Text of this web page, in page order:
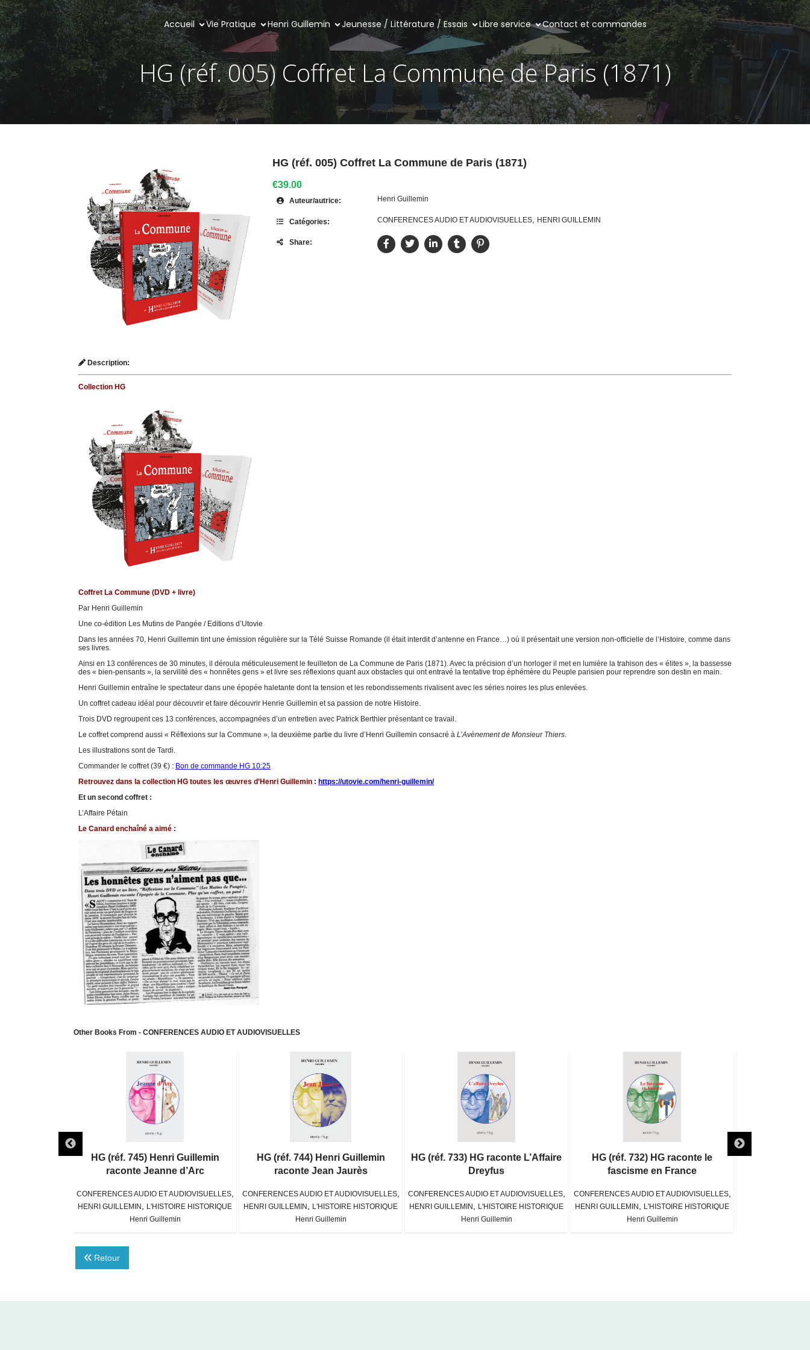
Accueil Vie Pratique Henri Guillemin Jeunesse / Littérature / Essais Libre service Contact et commandes
HG (réf. 005) Coffret La Commune de Paris (1871)
HG (réf. 005) Coffret La Commune de Paris (1871)
€39.00
Auteur/autrice: Henri Guillemin
Catégories: CONFERENCES AUDIO ET AUDIOVISUELLES HENRI GUILLEMIN
Share:
Description:
Collection HG
Coffret La Commune (DVD + livre)
Par Henri Guillemin
Une co-édition Les Mutins de Pangée / Editions d’Utovie
Dans les années 70, Henri Guillemin tint une émission régulière sur la Télé Suisse Romande (il était interdit d’antenne en France…) où il présentait une version non-officielle de l’Histoire, comme dans
ses livres.
Ainsi en 13 conférences de 30 minutes, il déroula méticuleusement le feuilleton de La Commune de Paris (1871). Avec la précision d’un horloger il met en lumière la trahison des « élites », la bassesse
des « bien-pensants », la servilité des « honnêtes gens » et livre ses réflexions quant aux obstacles qui ont entravé la tentative trop éphémère du Peuple parisien pour reprendre son destin en main.
Henri Guillemin entraîne le spectateur dans une épopée haletante dont la tension et les rebondissements rivalisent avec les séries noires les plus enlevées.
Un coffret cadeau idéal pour découvrir et faire découvrir Henrie Guillemin et sa passion de notre Histoire.
Trois DVD regroupent ces 13 conférences, accompagnées d’un entretien avec Patrick Berthier présentant ce travail.
Le coffret comprend aussi « Réflexions sur la Commune », la deuxième partie du livre d’Henri Guillemin consacré à L’Avènement de Monsieur Thiers.
Les illustrations sont de Tardi.
Commander le coffret (39 €) : Bon de commande HG 10:25
Retrouvez dans la collection HG toutes les œuvres d’Henri Guillemin : https://utovie.com/henri-guillemin/
Et un second coffret :
L’Affaire Pétain
Le Canard enchaîné a aimé :
Other Books From - CONFERENCES AUDIO ET AUDIOVISUELLES
HG (réf. 745) Henri Guillemin
raconte Jeanne d’Arc
CONFERENCES AUDIO ET AUDIOVISUELLES,
HENRI GUILLEMIN
L'HISTOIRE HISTORIQUE
Henri Guillemin
HG (réf. 744) Henri Guillemin
raconte Jean Jaurès
CONFERENCES AUDIO ET AUDIOVISUELLES,
HENRI GUILLEMIN
L'HISTOIRE HISTORIQUE
Henri Guillemin
HG (réf. 733) HG raconte L’Affaire
Dreyfus
CONFERENCES AUDIO ET AUDIOVISUELLES,
HENRI GUILLEMIN
L'HISTOIRE HISTORIQUE
Henri Guillemin
HG (réf. 732) HG raconte le
fascisme en France
CONFERENCES AUDIO ET AUDIOVISUELLES,
HENRI GUILLEMIN
L'HISTOIRE HISTORIQUE
Henri Guillemin
HG (réf. 006)
Retour